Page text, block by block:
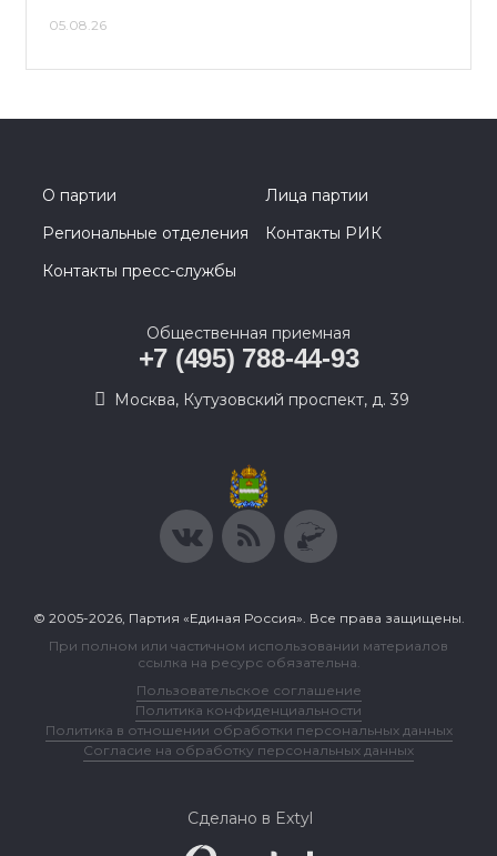
05.08.26
О партии
Лица партии
Региональные отделения
Контакты РИК
Контакты пресс-службы
Общественная приемная
+7 (495) 788-44-93
Москва, Кутузовский проспект, д. 39
© 2005-2026, Партия «Единая Россия». Все права защищены.
При полном или частичном использовании материалов
ссылка на ресурс обязательна.
Пользовательское соглашение
Политика конфиденциальности
Политика в отношении обработки персональных данных
Согласие на обработку персональных данных
Сделано в Extyl